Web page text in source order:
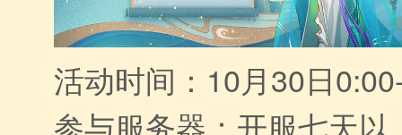
活动时间：10月30日
参与服务器：开服七天以